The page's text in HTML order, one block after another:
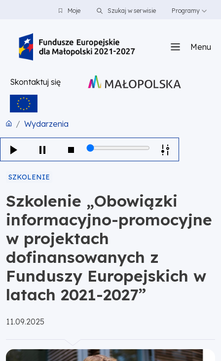
PRZEJDŹ DO TREŚCI
PRZEJDŹ DO MENUMoje Szukaj w serwisie Programy
Menu
Skontaktuj się
Wydarzenia
SZKOLENIE
Szkolenie „Obowiązki
informacyjno-promocyjne
w projektach
dofinansowanych z
Funduszy Europejskich w
latach 2021-2027”
Opublikowano:
11.09.2025